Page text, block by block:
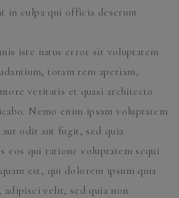
in culpa qui officia deserunt
iste natus error sit voluptatem
totam rem aperiam,
veritatis et quasi architecto
Nemo enim ipsam voluptatem
odit aut fugit, sed quia
eos qui ratione voluptatem sequi
est, qui dolorem ipsum quia
velit, sed quia non